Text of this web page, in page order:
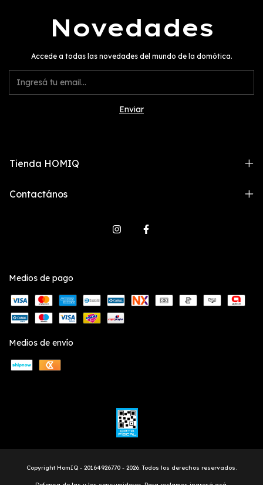
Novedades
Accede a todas las novedades del mundo de la domótica.
Tienda HOMIQ
Contactános
Medios de pago
Medios de envío
Copyright HomIQ - 20164926770 - 2026. Todos los derechos reservados.